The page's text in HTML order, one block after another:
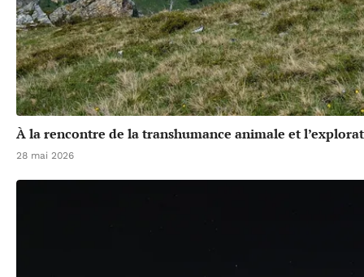
À la rencontre de la transhumance animale et
28 mai 2026